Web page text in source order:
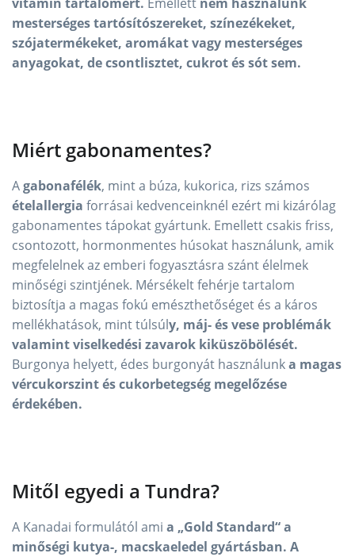
mesterséges tartósítószereket, színezékeket,
szójatermékeket, aromákat vagy mesterséges
anyagokat, de csontlisztet, cukrot és sót sem.
Miért gabonamentes?
Agabonafélék, mint a búza, kukorica, rizs számos
ételallergia forrásai kedvenceinknél ezért mi kizárólag
gabonamentes tápokat gyártunk. Emellett csakis friss,
csontozott, hormonmentes húsokat használunk, amik
megfelelnek az emberi fogyasztásra szánt élelmek
minőségi szintjének. Mérsékelt fehérje tartalom
biztosítja a magas fokú emészthetőséget és a káros
mellékhatások, mint túlsúly, máj- és vese problémák
valamint viselkedési zavarok kiküszöbölését.
Burgonya helyett, édes burgonyát használunka magas
vércukorszint és cukorbetegség megelőzése
érdekében.
Mitől egyedi a Tundra?
A Kanadai formulától ami a „Gold Standard“ a
minőségi kutya-, macskaeledel gyártásban. A